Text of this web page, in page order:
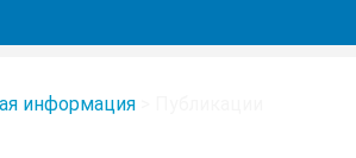
информация